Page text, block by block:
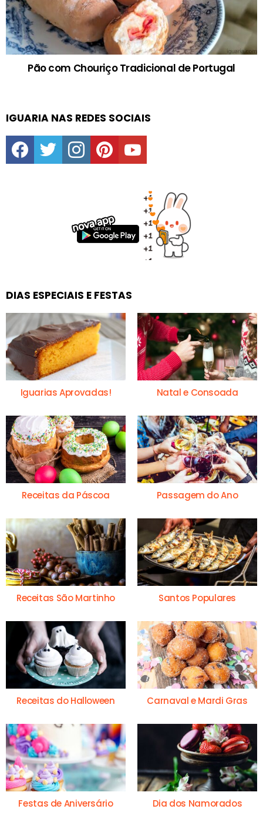
Pão com Chouriço Tradicional de Portugal
IGUARIA NAS REDES SOCIAIS
facebooktwitter instagrampinterestyoutube
DIAS ESPECIAIS E FESTAS
Iguarias Aprovadas! Natal e Consoada
Receitas da Páscoa Passagem do Ano
Receitas São Martinho Santos Populares
Receitas do Halloween Carnaval e Mardi Gras
Festas de Aniversário Dia dos Namorados